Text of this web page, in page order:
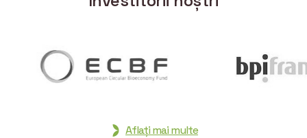
Aflați mai multe